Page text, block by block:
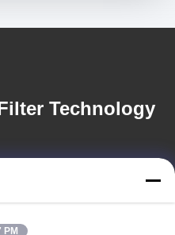
Technology
PM